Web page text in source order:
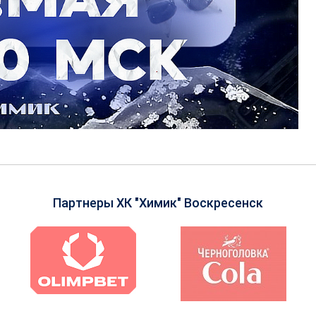
Партнеры ХК "Химик" Воскресенск